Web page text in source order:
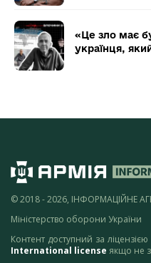
«Це зло має
українця,
© 2018 - 2026, ІНФОРМАЦІЙНЕ
Міністерство оборони України
Контент доступний за ліцензією
International license якщо не